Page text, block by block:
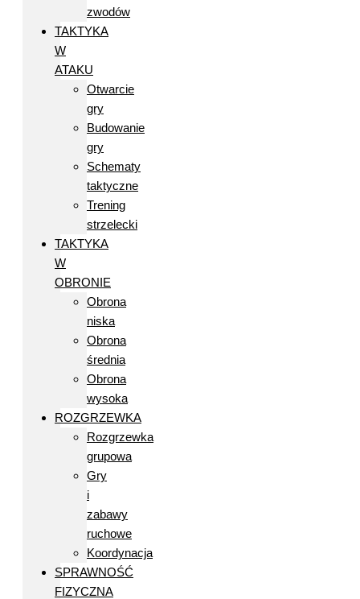
zwodów
TAKTYKA
W
ATAKU
Otwarcie
gry
Budowanie
gry
Schematy
taktyczne
Trening
strzelecki
TAKTYKA
W
OBRONIE
Obrona
niska
Obrona
średnia
Obrona
wysoka
ROZGRZEWKA
Rozgrzewka
grupowa
Gry
i
zabawy
ruchowe
Koordynacja
SPRAWNOŚĆ
FIZYCZNA